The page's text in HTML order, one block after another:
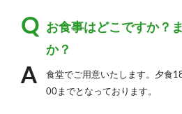
お食事はどこですか？
か？
食堂でご用意いたします。夕食
00までとなっております。